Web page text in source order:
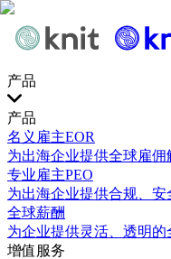
产品
产品
名义雇主EOR
为出海企业提供全球雇佣
专业雇主PEO
为出海企业提供合规、
全球薪酬
为企业提供灵活、透明
增值服务